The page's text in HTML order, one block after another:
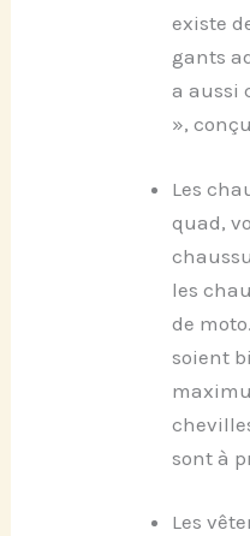
existe
gants
a aussi
»,
Les
quad,
les
de
soient
sont à
Les